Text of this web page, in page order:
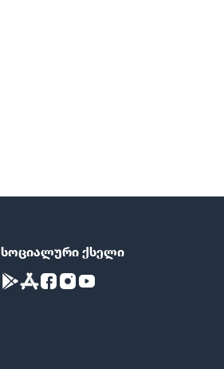
სოციალური ქსელი